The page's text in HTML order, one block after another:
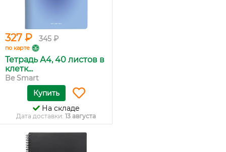
327 ₽ 345 ₽
по карте
Тетрадь А4, 40 листов в
клетк...
Be Smart
Купить
На складе
Дата доставки: 13 августа